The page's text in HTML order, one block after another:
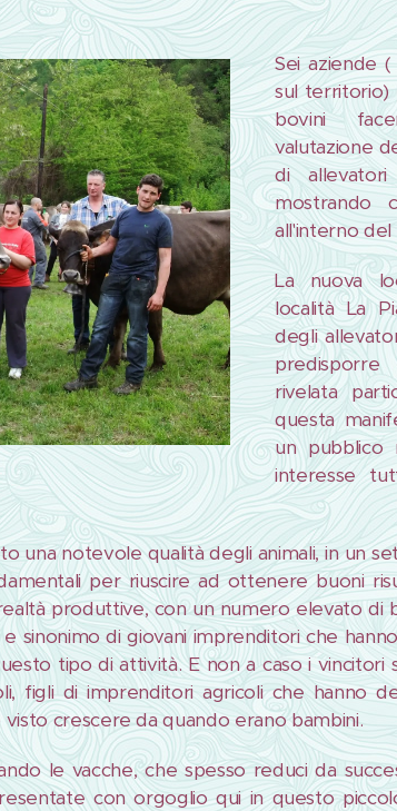
Sei aziende
sul territorio)
bovini
valutazione
di
mostrando
all'interno del
La nuova
località La
degli
rivelata
questa
un pubblico
interesse
una notevole qualità degli animali, in un
per riuscire ad ottenere buoni
produttive, con un numero elevato di
sinonimo di giovani imprenditori che
tipo di attività. E non a caso i
figli di imprenditori agricoli che hanno
crescere da quando erano bambini.
le vacche, che spesso reduci da
con orgoglio qui in questo